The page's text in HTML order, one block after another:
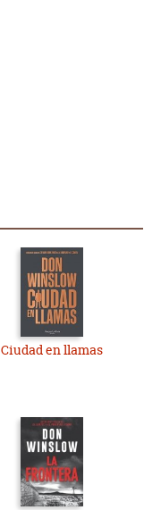
Ciudad en llamas